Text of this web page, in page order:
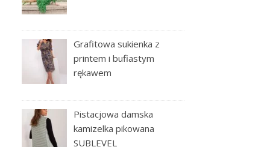
Grafitowa sukienka z
printem i bufiastym
rękawem
Pistacjowa damska
kamizelka pikowana
SUBLEVEL